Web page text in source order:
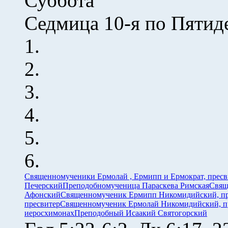
Седмица 10-я по
Священномученики Ермолай , Ермипп и Ермократ,
ПечерскийПреподобномученица Параскева Римская
АфонскийСвященномученик Ермипп Никомидийский,
пресвитерСвященномученик Ермолай Никомидийский,
иеросхимонахПреподобный Исаакий Святогорский